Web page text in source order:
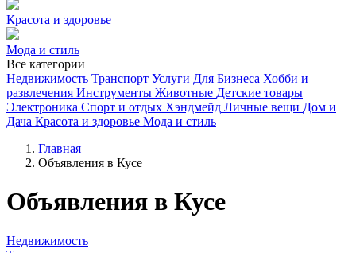
Красота и здоровье
Мода и стиль
Все категории
Недвижимость Транспорт Услуги Для Бизнеса Хобби и
развлечения Инструменты Животные Детские товары
Электроника Спорт и отдых Хэндмейд Личные вещи Дом и
Дача Красота и здоровье Мода и стиль
Главная
Объявления в Кусе
Объявления в Кусе
Недвижимость